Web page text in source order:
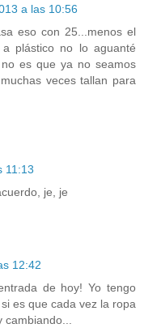
a las 10:56
eso con 25...menos el
plástico no lo aguanté
es que ya no seamos
veces tallan para
11:13
je, je
12:42
de hoy! Yo tengo
es que cada vez la ropa